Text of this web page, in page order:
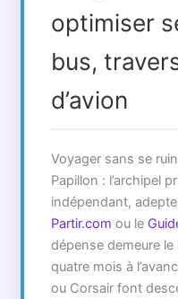
optimiser
bus,
d’avion
Voyager sans se
Papillon : l’archipel
indépendant,
Partir.com ou le
dépense demeure le
quatre mois à
ou Corsair font